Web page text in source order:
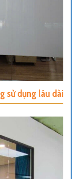
sử dụng lâu dài